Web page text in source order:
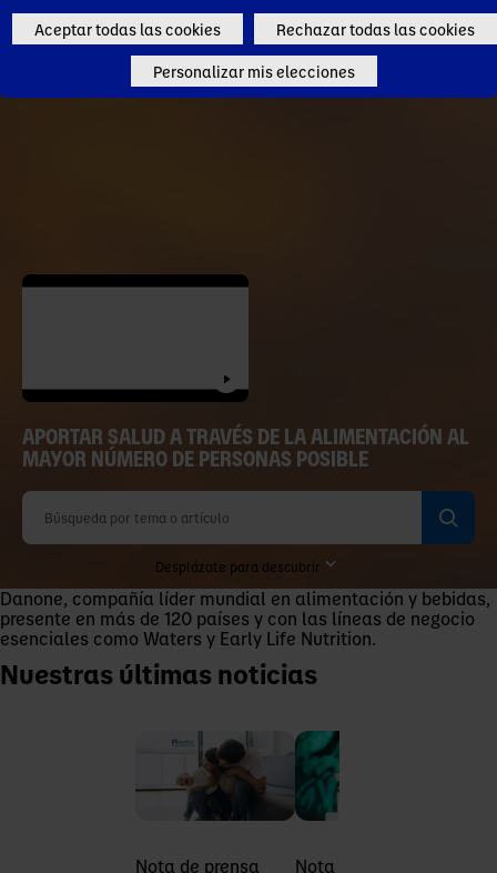
Aceptar todas las cookies Rechazar todas las cookies
Personalizar mis elecciones
Danone, compañía líder mundial en alimentación y bebidas,
presente en más de 120 países y con las líneas de negocio
esenciales como Waters y Early Life Nutrition.
APORTAR SALUD A TRAVÉS DE LA ALIMENTACIÓN AL
MAYOR NÚMERO DE PERSONAS POSIBLE
Búsqueda por tema o artículo
Desplázate para descubrir
Nuestras últimas noticias
Nota de prensa Nota de prensa